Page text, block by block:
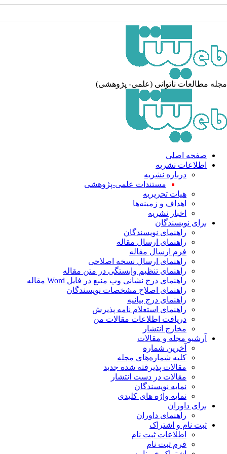
مطالعات ناتوانی (علمی- پژوهشی)
صفحه اصلی
اطلاعات نشریه
درباره نشریه
مستندات علمی-پژوهشی
هیات تحریریه
اهداف و زمینه‌ها
اخبار نشریه
برای نویسندگان
راهنمای نویسندگان
راهنمای ارسال مقاله
فرم ارسال مقاله
راهنمای ارسال نسخه اصلاحی
راهنمای تنظیم وابستگی در متن مقاله
راهنمای درج نشانی وب منبع در فایل Word مقاله
راهنمای اصلاح مشخصات نویسندگان
راهنمای درج بیانیه
راهنمای استعلام نامه پذیرش
دریافت اطلاعات مقالات من
مخارج انتشار
آرشیو مجله و مقالات
آخرین شماره
کلیه شماره‌های مجله
مقالات پذیرفته شده جدید
مقالات در دست انتشار
نمایه نویسندگان
نمایه واژه های کلیدی
برای داوران
راهنمای داوران
ثبت نام و اشتراک
اطلاعات ثبت نام
فرم ثبت نام